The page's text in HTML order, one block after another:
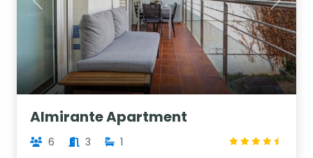
Previous Next
Almirante Apartment
6 3 1